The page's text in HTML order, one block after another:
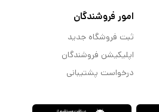
امور فروشندگان
ثبت فروشگاه جدید
اپلیکیشن فروشندگان
درخواست پشتیبانی